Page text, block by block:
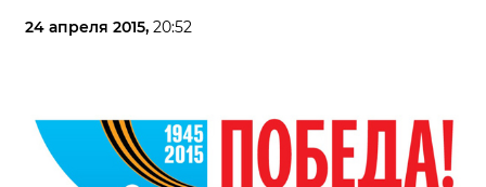
24 апреля 2015, 20:52